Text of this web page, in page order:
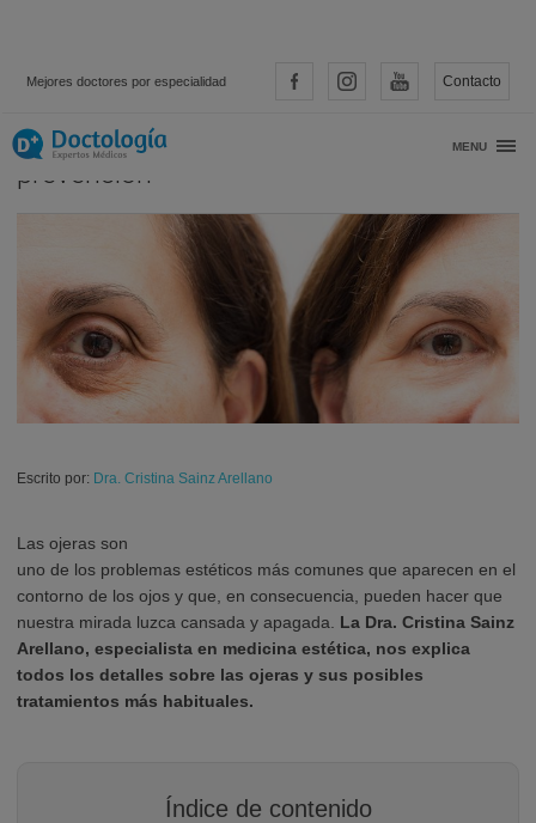
Mejores doctores por especialidad Contacto
MENU
Tratamientos antiojeras: tipos y
prevención
Escrito por: Dra. Cristina Sainz Arellano
Las ojeras son
uno de los problemas estéticos más comunes que aparecen en el
contorno de los ojos y que, en consecuencia, pueden hacer que
nuestra mirada luzca cansada y apagada.
La Dra. Cristina Sainz
Arellano, especialista en medicina estética, nos explica
todos los detalles sobre las ojeras y sus posibles
tratamientos más habituales.
Índice de contenido